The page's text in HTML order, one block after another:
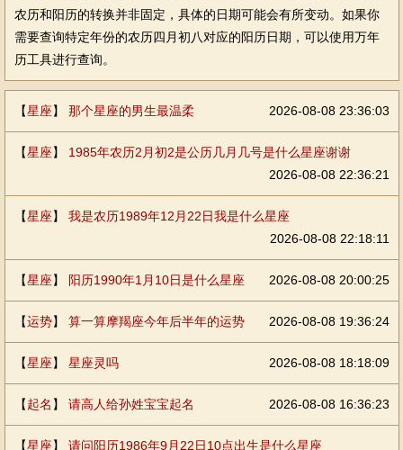
农历和阳历的转换并非固定，具体的日期可能会有所变动。如果你
需要查询特定年份的农历四月初八对应的阳历日期，可以使用万年
历工具进行查询。
【星座】 那个星座的男生最温柔 2026-08-08 23:36:03
【星座】 1985年农历2月初2是公历几月几号是什么星座谢谢
2026-08-08 22:36:21
【星座】 我是农历1989年12月22日我是什么星座
2026-08-08 22:18:11
【星座】 阳历1990年1月10日是什么星座 2026-08-08 20:00:25
【运势】 算一算摩羯座今年后半年的运势 2026-08-08 19:36:24
【星座】 星座灵吗 2026-08-08 18:18:09
【起名 】 请高人给孙姓宝宝起名 2026-08-08 16:36:23
【星座】 请问阳历1986年9月22日10点出生是什么星座